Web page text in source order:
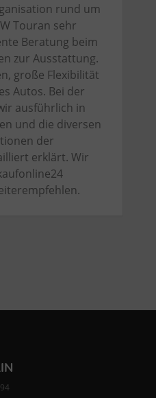
rund um
Touran sehr
Beratung beim
zur Ausstattung.
große Flexibilität
Autos. Bei der
ausführlich in
und die diversen
der
erklärt. Wir